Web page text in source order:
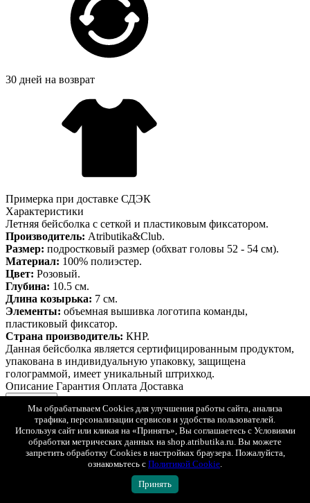
30 дней на возврат
Примерка при доставке СДЭК
Характеристики
Летняя бейсболка с сеткой и пластиковым фиксатором.
Производитель: Atributika&Club.
Размер: подростковый размер (обхват головы 52 - 54 см).
Материал: 100% полиэстер.
Цвет: Розовый.
Глубина: 10.5 см.
Длина козырька: 7 см.
Элементы: объемная вышивка логотипа команды,
пластиковый фиксатор.
Страна производитель: КНР.
Данная бейсболка является сертифицированным продуктом,
упакована в индивидуальную упаковку, защищена
голограммой, имеет уникальный штрихкод.
Описание Гарантия Оплата Доставка
Бейсболка ПФК ЦСКА с сеткой (подростковая)
Показать полностью
Гарантия
Atributika&Club является официальным лицензионным
партнером более 50-ти хоккейных и футбольных клубов,
включая команды КХЛ и NHL.
Мы обрабатываем Cookies для улучшения работы сайта, анализа
трафика, персонализации сервисов и удобства пользователей.
Используя сайт или кликая на «Принять», Вы соглашаетесь с Условиями
обработки метрических данных на shop.atributika.ru. Вы можете
запретить обработку Cookies в настройках браузера. Пожалуйста,
ознакомьтесь с Политикой Cookie.
Принять